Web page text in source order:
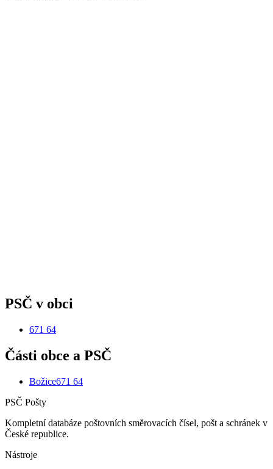
PSČ v obci
671 64
Části obce a PSČ
Božice671 64
PSČ Pošty
Kompletní databáze poštovních směrovacích čísel, pošt a schránek v
České republice.
Nástroje